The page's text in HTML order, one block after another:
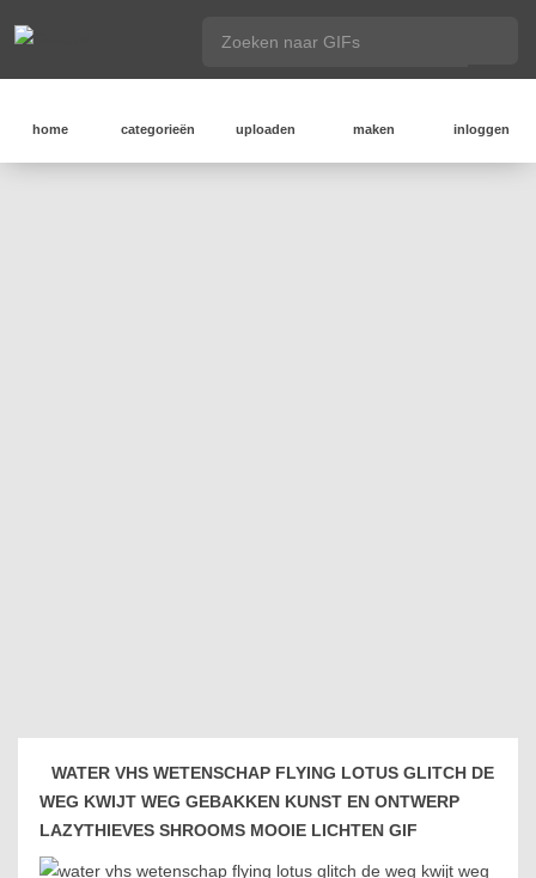
home categorieën uploaden maken inloggen
WATER VHS WETENSCHAP FLYING LOTUS GLITCH DE
WEG KWIJT WEG GEBAKKEN KUNST EN ONTWERP
LAZYTHIEVES SHROOMS MOOIE LICHTEN GIF